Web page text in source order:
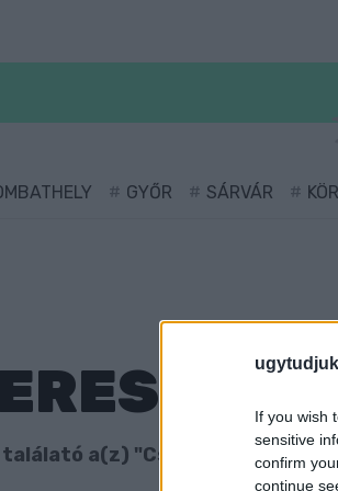
If you wish
sensitive
confirm
continue
GYŐR SÁRVÁR
a(z) "Csönge" cimkével